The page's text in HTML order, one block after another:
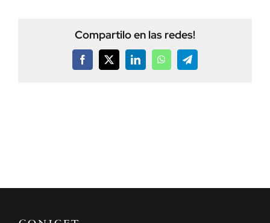
Compartilo en las redes!
Facebook
X LinkedInWhatsAppTelegram